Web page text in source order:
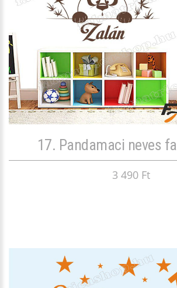
17. Pandamaci neves
3 490 Ft